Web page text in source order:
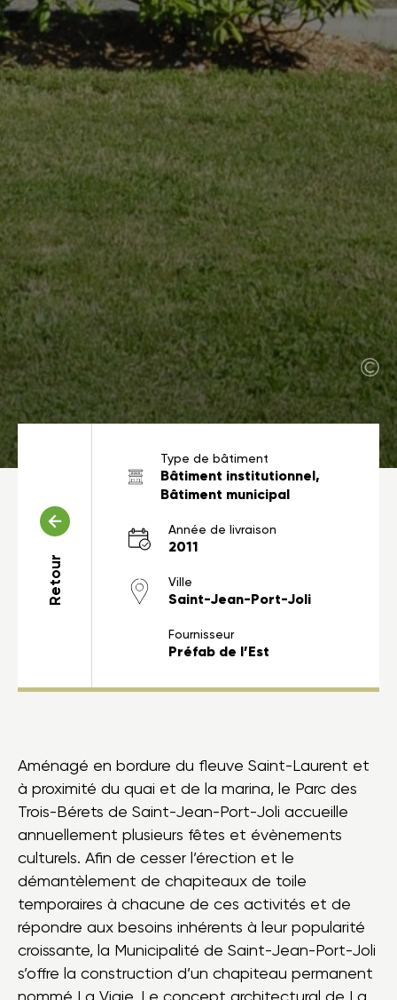
Retour
Type de bâtiment
Bâtiment institutionnel,
Bâtiment municipal
Année de livraison
2011
Ville
Saint-Jean-Port-Joli
Fournisseur
Préfab de l’Est
Aménagé en bordure du fleuve Saint-Laurent et
à proximité du quai et de la marina, le Parc des
Trois-Bérets de Saint-Jean-Port-Joli accueille
annuellement plusieurs fêtes et évènements
culturels. Afin de cesser l’érection et le
démantèlement de chapiteaux de toile
temporaires à chacune de ces activités et de
répondre aux besoins inhérents à leur popularité
croissante, la Municipalité de Saint-Jean-Port-Joli
s’offre la construction d’un chapiteau permanent
nommé La Vigie. Le concept architectural de La